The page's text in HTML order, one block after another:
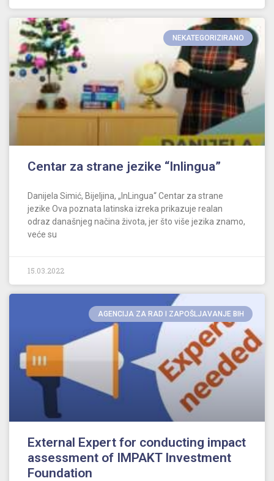
NEKATEGORIZIRANO
Centar za strane jezike “Inlingua”
Danijela Simić, Bijeljina, „InLingua“ Centar za strane
jezike Ova poznata latinska izreka prikazuje realan
odraz današnjeg načina života, jer što više jezika znamo,
veće su
15.03.2022
AGENCIJA ZA RAD I ZAPOŠLJAVANJE BIH
External Expert for conducting impact
assessment of IMPAKT Investment
Foundation